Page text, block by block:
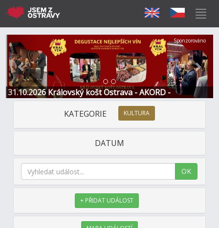
31.10.2026 Královský košt Ostrava - AKORD -
Restaurace a Hotel
Předchozí Další
Sponzorováno
KATEGORIE KULTURA
DATUM
OK
+ PŘIDAT UDÁLOST